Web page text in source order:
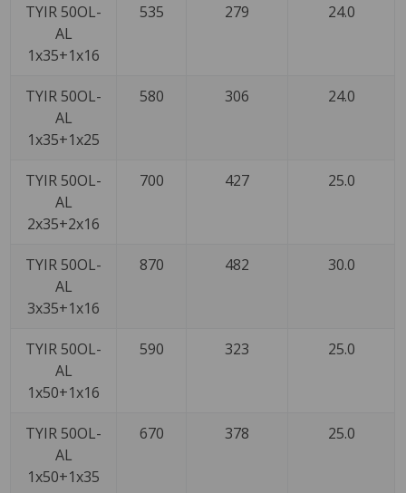
TYIR 50OL-
AL
1x35+1x16
535 279 24.0
TYIR 50OL-
AL
1x35+1x25
580 306 24.0
TYIR 50OL-
AL
2x35+2x16
700 427 25.0
TYIR 50OL-
AL
3x35+1x16
870 482 30.0
TYIR 50OL-
AL
1x50+1x16
590 323 25.0
TYIR 50OL-
AL
1x50+1x35
670 378 25.0